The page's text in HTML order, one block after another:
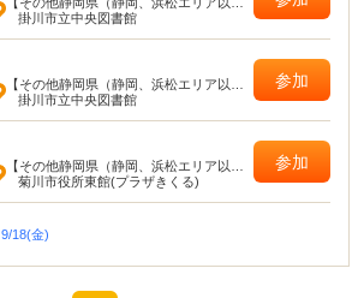
外）】
掛川市立中央図書館
【その他静岡県（静岡、浜松エリア以
外）】
掛川市立中央図書館
参加
【その他静岡県（静岡、浜松エリア以
外）】
菊川市役所東館(プラザきくる)
参加
9/18(金)